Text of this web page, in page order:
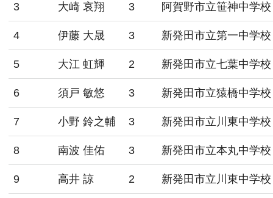
3 大崎 哀翔 3 阿賀野市立笹神中学校
4 伊藤 大晟 3 新発田市立第一中学校
5 大江 虹輝 2 新発田市立七葉中学校
6 須戸 敏悠 3 新発田市立猿橋中学校
7 小野 鈴之輔 3 新発田市立川東中学校
8 南波 佳佑 3 新発田市立本丸中学校
9 高井 諒 2 新発田市立川東中学校